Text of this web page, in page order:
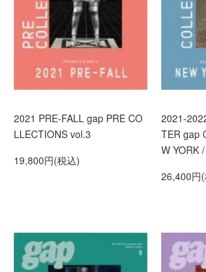
2021 PRE-FALL gap PRE CO
LLECTIONS vol.3
19,800円(税込)
2021-
TER gap
W YORK
26,400円